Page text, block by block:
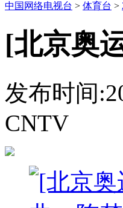
中国网络电视台 > 体育台 >
[北京奥
发布时间
CNTV